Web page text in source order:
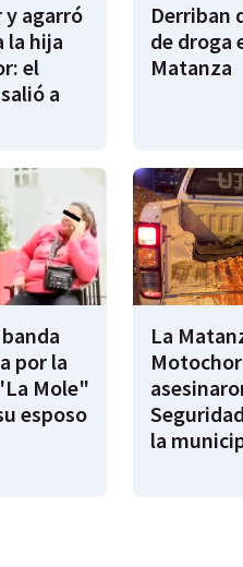
y agarró
la hija
el
a
Derriban
de droga
Matanza
por la
Mole"
esposo
La
la